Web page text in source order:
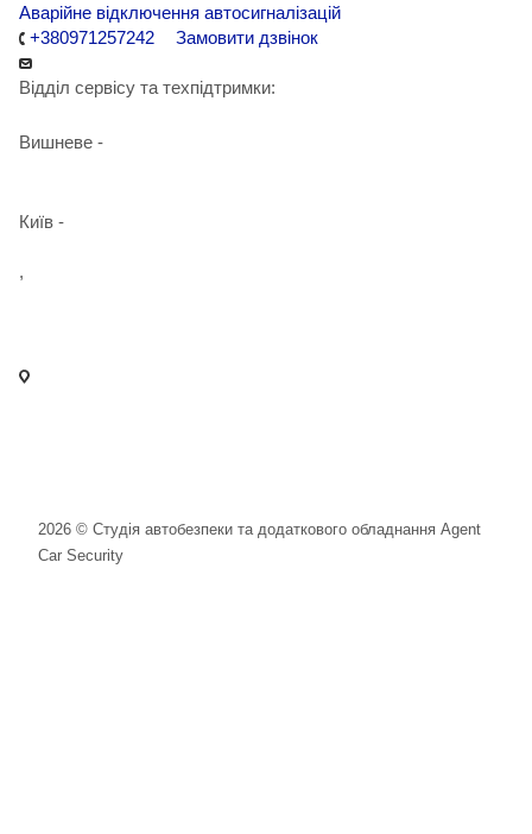
Аварійне відключення автосигналізацій
+380971257242
Замовити дзвінок
Відділ сервісу та техпідтримки:
Вишневе -
Київ -
,
2026 © Студія автобезпеки та додаткового обладнання Agent
Car Security